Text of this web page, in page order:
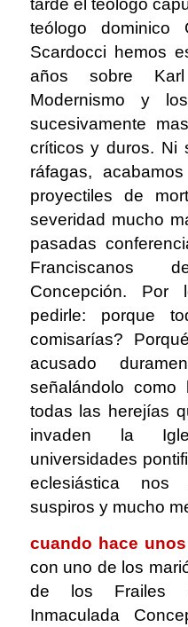
tarde el teólogo
teólogo dominico
Scardocci hemos
años sobre
Modernismo y
sucesivamente
críticos y duros. Ni
ráfagas,
proyectiles de
severidad mucho
pasadas
Franciscanos
Concepción.
pedirle: porque
comisarías?
acusado
señalándolo
todas las herejías
invaden la
universidades
eclesiástica
suspiros y mucho
cuando hace
con uno de los
de los Frailes
Inmaculada